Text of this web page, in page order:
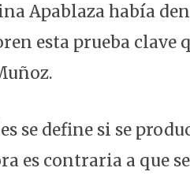
Apablaza había
esta prueba clave
se define si se
es contraria a que